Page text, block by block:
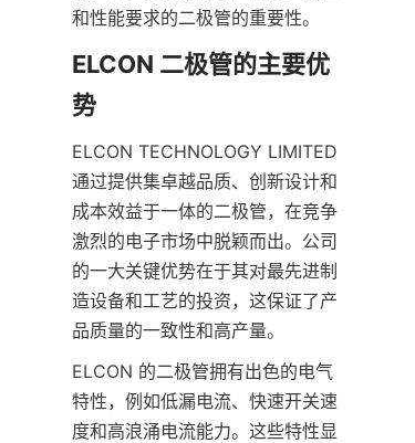
ELCON 二极管的主要优
ELCON TECHNOLOGY LIMITED
通过提供集卓越品质、创新设计和
成本效益于一体的二极管，在竞争
激烈的电子市场中脱颖而出。公司
的一大关键优势在于其对最先进制
造设备和工艺的投资，这保证了产
ELCON 的二极管拥有出色的电气
特性，例如低漏电流、快速开关速
度和高浪涌电流能力。这些特性显